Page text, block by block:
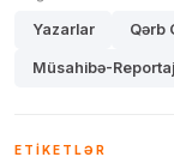
Yazarlar Qərb
Müsahibə-Reportaj
ETIKETLƏR